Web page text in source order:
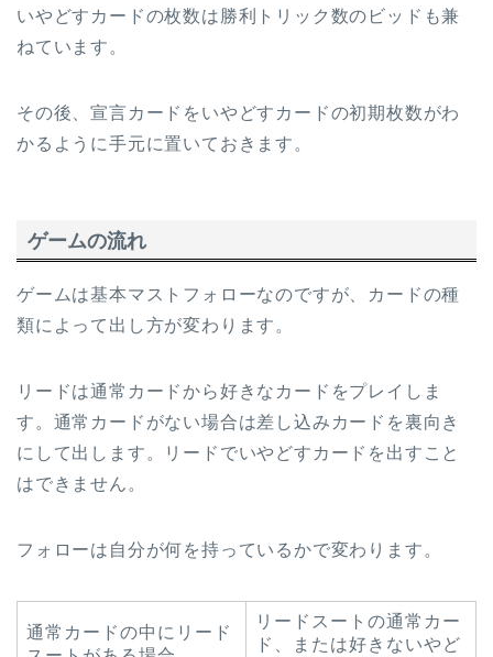
いやどすカードの枚数は勝利トリック数のビッドも兼
ねています。
その後、宣言カードをいやどすカードの初期枚数がわ
かるように手元に置いておきます。
ゲームの流れ
ゲームは基本マストフォローなのですが、カードの種
類によって出し方が変わります。
リードは通常カードから好きなカードをプレイしま
す。通常カードがない場合は差し込みカードを裏向き
にして出します。リードでいやどすカードを出すこと
はできません。
フォローは自分が何を持っているかで変わります。
通常カードの中にリード
リードスートの通常カー
ド、または好きないやど